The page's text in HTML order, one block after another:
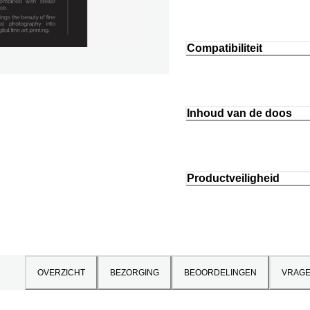
Compatibiliteit
Inhoud van de doos
Productveiligheid
OVERZICHT BEZORGING BEOORDELINGEN